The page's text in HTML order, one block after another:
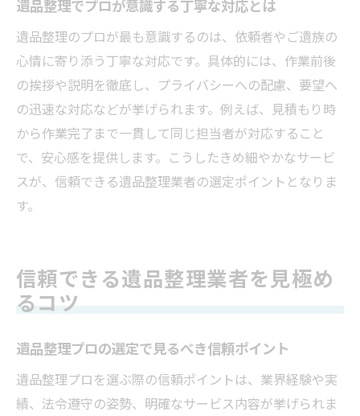
遺品整理でプロが意識する丁寧な対応とは
遺品整理のプロが最も意識するのは、依頼者やご遺族の
心情に寄り添う丁寧な対応です。具体的には、作業前後
の挨拶や説明を徹底し、プライバシーへの配慮、要望へ
の迅速な対応などが挙げられます。例えば、見積もり時
から作業完了まで一貫して同じ担当者が対応すること
で、安心感を提供します。こうしたきめ細やかなサービ
スが、信頼できる遺品整理業者の選定ポイントとなりま
す。
信頼できる遺品整理業者を見極め
るコツ
遺品整理プロの選定で見るべき信頼ポイント
遺品整理プロを選ぶ際の信頼ポイントは、業界経験や実
績、法令遵守の姿勢、明確なサービス内容が挙げられま